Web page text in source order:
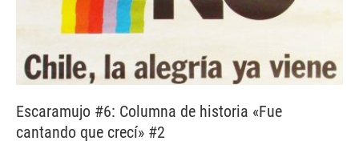
Escaramujo #6: Columna de historia «Fue
cantando que crecí» #2